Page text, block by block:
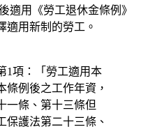
適用《勞工退休金條例》
適用新制的勞工。
1項：「勞工適用本
條例後之工作年資，
一條、第十三條但
保護法第二十三條、